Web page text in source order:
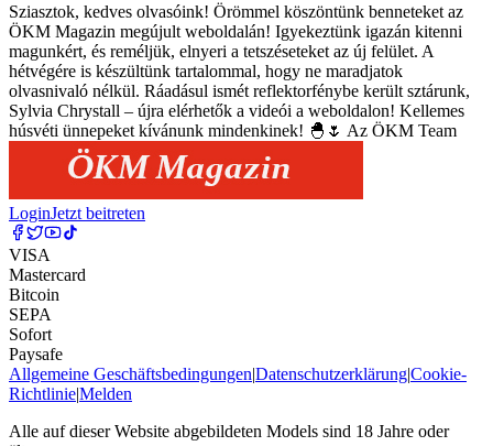
Sziasztok, kedves olvasóink! Örömmel köszöntünk benneteket az
ÖKM Magazin megújult weboldalán! Igyekeztünk igazán kitenni
magunkért, és reméljük, elnyeri a tetszéseteket az új felület. A
hétvégére is készültünk tartalommal, hogy ne maradjatok
olvasnivaló nélkül. Ráadásul ismét reflektorfénybe került sztárunk,
Sylvia Chrystall – újra elérhetők a videói a weboldalon! Kellemes
húsvéti ünnepeket kívánunk mindenkinek! 🐣🌷 Az ÖKM Team
LoginJetzt beitreten
VISA
Mastercard
Bitcoin
SEPA
Sofort
Paysafe
Allgemeine Geschäftsbedingungen|Datenschutzerklärung|Cookie-
Richtlinie|Melden
Alle auf dieser Website abgebildeten Models sind 18 Jahre oder